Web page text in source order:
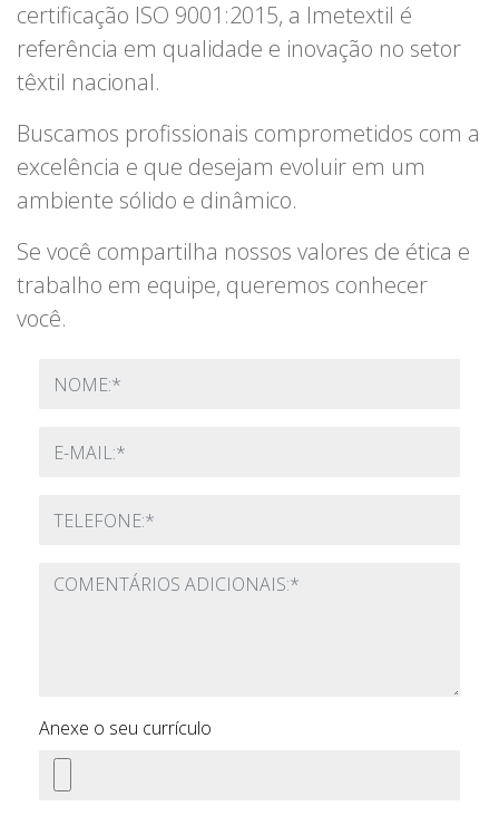
certificação ISO 9001:2015, a Imetextil é
referência em qualidade e inovação no setor
têxtil nacional.
Buscamos profissionais comprometidos com a
excelência e que desejam evoluir em um
ambiente sólido e dinâmico.
Se você compartilha nossos valores de ética e
trabalho em equipe, queremos conhecer
você.
Mensagem
Anexe o seu currículo